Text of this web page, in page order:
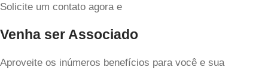
Solicite um contato agora e
Venha ser Associado
Aproveite os inúmeros benefícios para você e sua